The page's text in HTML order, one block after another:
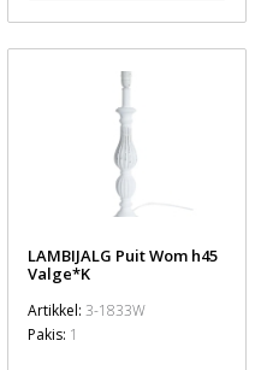
LAMBIJALG Puit Wom h45
Valge*K
Artikkel: 3-1833W
Pakis: 1